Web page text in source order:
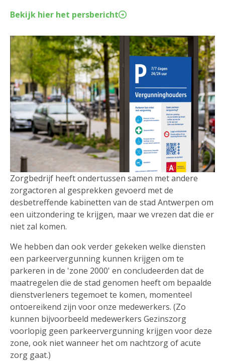
Bekijk hier het persbericht
Zorgbedrijf heeft ondertussen samen met andere
zorgactoren al gesprekken gevoerd met de
desbetreffende kabinetten van de stad Antwerpen om
een uitzondering te krijgen, maar we vrezen dat die er
niet zal komen.
We hebben dan ook verder gekeken welke diensten
een parkeervergunning kunnen krijgen om te
parkeren in de 'zone 2000' en concludeerden dat de
maatregelen die de stad genomen heeft om bepaalde
dienstverleners tegemoet te komen, momenteel
ontoereikend zijn voor onze medewerkers. (Zo
kunnen bijvoorbeeld medewerkers Gezinszorg
voorlopig geen parkeervergunning krijgen voor deze
zone, ook niet wanneer het om nachtzorg of acute
zorg gaat.)